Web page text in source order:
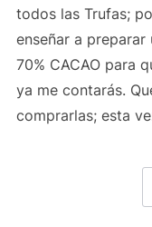
todos las Trufas;
enseñar a preparar
70% CACAO para
ya me contarás.
comprarlas; esta